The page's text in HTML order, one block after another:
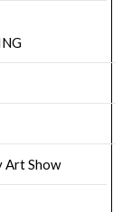
Art Show